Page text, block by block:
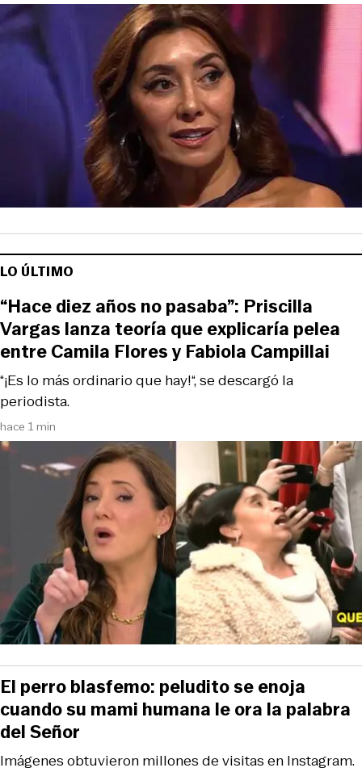
LO ÚLTIMO
hace 1 min
“¡Es lo más ordinario que hay!“, se descargó la
periodista.
“Hace diez años no pasaba”: Priscilla
Vargas lanza teoría que explicaría pelea
entre Camila Flores y Fabiola Campillai
Imágenes obtuvieron millones de visitas en Instagram.
El perro blasfemo: peludito se enoja
cuando su mami humana le ora la palabra
del Señor